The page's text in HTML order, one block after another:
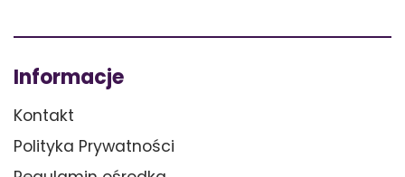
Informacje
Kontakt
Polityka Prywatności